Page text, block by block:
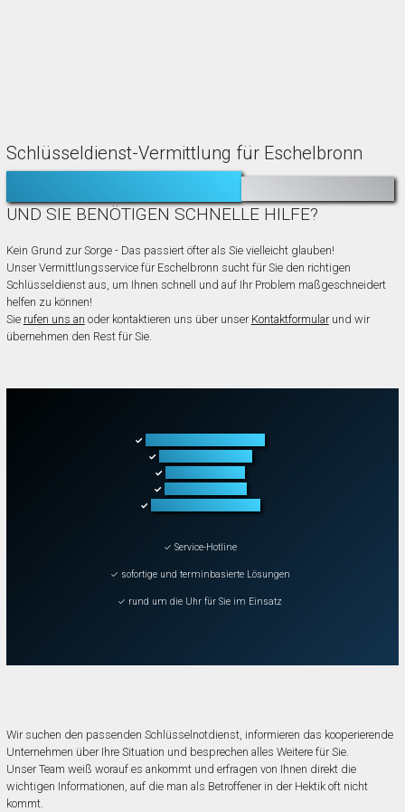
Schlüsseldienst-Vermittlung für Eschelbronn
TÜR ZUGEFALLEN?
UND SIE BENÖTIGEN SCHNELLE HILFE?
Kein Grund zur Sorge - Das passiert öfter als Sie vielleicht glauben!
Unser Vermittlungsservice für Eschelbronn sucht für Sie den richtigen
Schlüsseldienst aus, um Ihnen schnell und auf Ihr Problem maßgeschneidert
helfen zu können!
Sie rufen uns an oder kontaktieren uns über unser Kontaktformularund wir
übernehmen den Rest für Sie.
✓
✓
✓
✓
✓
✓ Service-Hotline
✓ sofortige und terminbasierte Lösungen
✓ rund um die Uhr für Sie im Einsatz
Wir suchen den passenden Schlüsselnotdienst, informieren das kooperierende
Unternehmen über Ihre Situation und besprechen alles Weitere für Sie.
Unser Team weiß worauf es ankommt und erfragen von Ihnen direkt die
wichtigen Informationen, auf die man als Betroffener in der Hektik oft nicht
kommt.